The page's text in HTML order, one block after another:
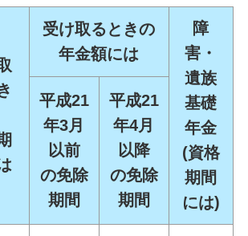
受け取るときの
年金額には
障
害・
遺族
基礎
年金
(資格
期間
には)
平成21
年3月
以前
の免除
期間
平成21
年4月
以降
の免除
期間